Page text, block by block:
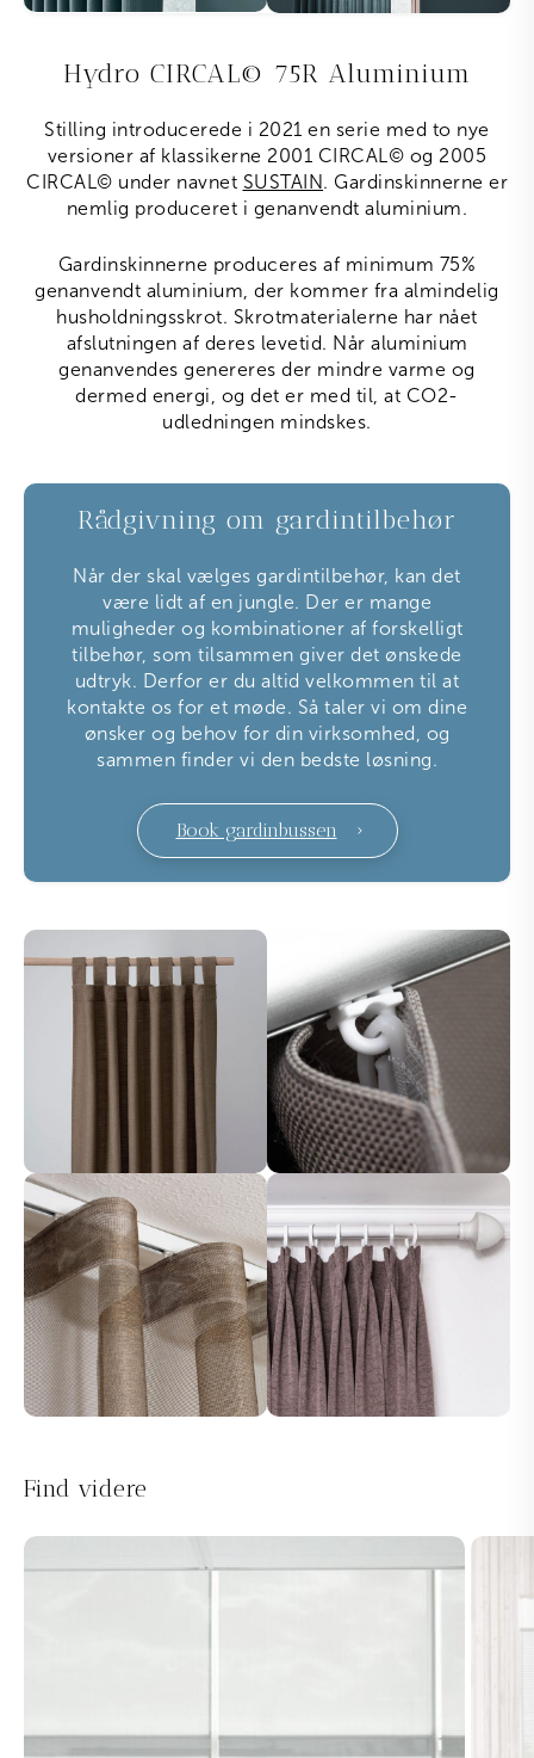
Hydro CIRCAL© 75R Aluminium
Stilling introducerede i 2021 en serie med to nye
versioner af klassikerne 2001 CIRCAL © og 2005
CIRCAL © under navnet SUSTAIN. Gardinskinnerne er
nemlig produceret i genanvendt aluminium.
Gardinskinnerne produceres af minimum 75%
genanvendt aluminium, der kommer fra almindelig
husholdningsskrot. Skrotmaterialerne har nået
afslutningen af deres levetid. Når aluminium
genanvendes genereres der mindre varme og
dermed energi, og det er med til, at CO2-
udledningen mindskes.
Rådgivning om gardintilbehør
Når der skal vælges gardintilbehør, kan det
være lidt af en jungle. Der er mange
muligheder og kombinationer af forskelligt
tilbehør, som tilsammen giver det ønskede
udtryk. Derfor er du altid velkommen til at
kontakte os for et møde. Så taler vi om dine
ønsker og behov for din virksomhed, og
sammen finder vi den bedste løsning.
Book gardinbussen
Find videre